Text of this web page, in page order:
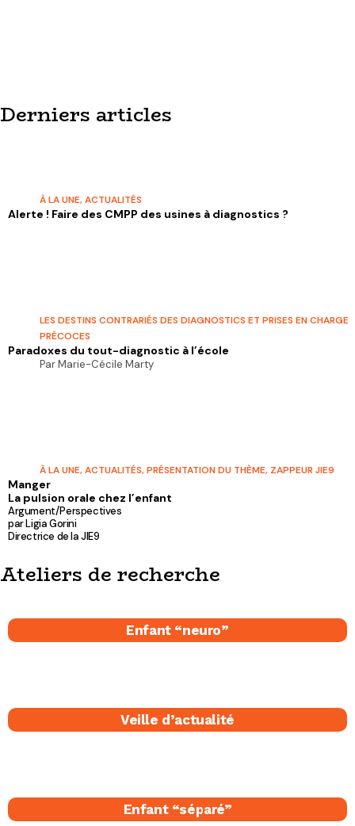
Derniers articles
À LA UNE,ACTUALITÉS
Alerte ! Faire des CMPP des usines à diagnostics ?
LES DESTINS CONTRARIÉS DES DIAGNOSTICS ET PRISES EN CHARGE
PRÉCOCES
Paradoxes du tout-diagnostic à l’école
Par Marie-Cécile Marty
À LA UNE,ACTUALITÉS,PRÉSENTATION DU THÈME, ZAPPEUR JIE9
Manger
La pulsion orale chez l’enfant
Argument/Perspectives
par Ligia Gorini
Directrice de la JIE9
Ateliers de recherche
Enfant “neuro”
Veille d’actualité
Enfant “séparé​”